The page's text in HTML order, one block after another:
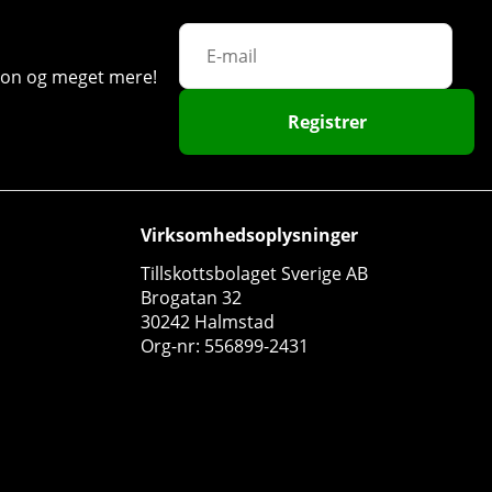
Trained By JP
og meget mere!
Registrer
Virksomhedsoplysninger
Tillskottsbolaget Sverige AB
Brogatan 32
30242 Halmstad
Org-nr: 556899-2431